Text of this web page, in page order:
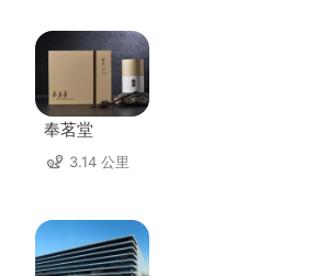
奉茗堂
3.14 公里